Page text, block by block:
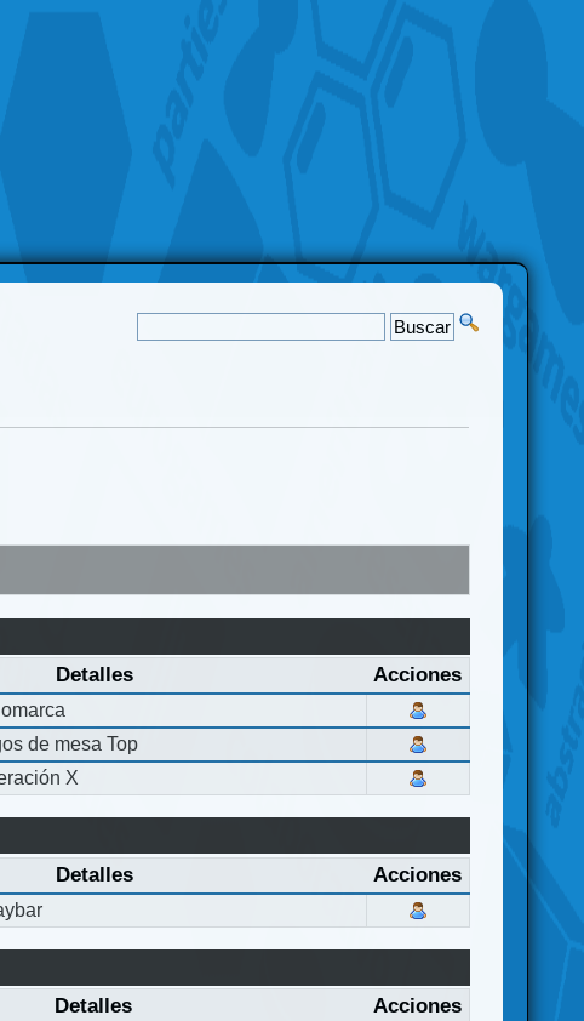
Detalles Acciones
de mesa Top
X
Detalles Acciones
Detalles Acciones